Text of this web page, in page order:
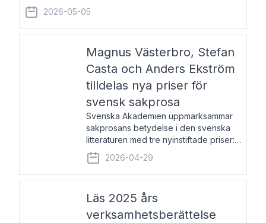
Stipendiebeloppet är 75 000 kronor per mottagare.
Anders Agebjörn, född 1984, är universitet
2026-05-05
Magnus Västerbro, Stefan
Casta och Anders Ekström
tilldelas nya priser för
svensk sakprosa
Svenska Akademien uppmärksammar
sakprosans betydelse i den svenska
litteraturen med tre nyinstiftade priser:
Svenska Akademiens pris till
framstående författare av svensk
sakprosa som i år går till Magnus
2026-04-29
Läs 2025 års
verksamhetsberättelse